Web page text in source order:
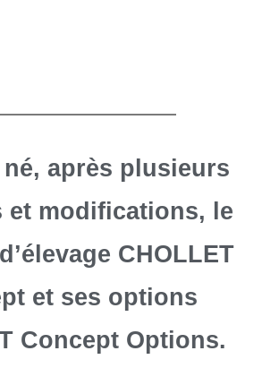
après plusieurs
et modifications, le
CHOLLET
et ses options
Concept Options.